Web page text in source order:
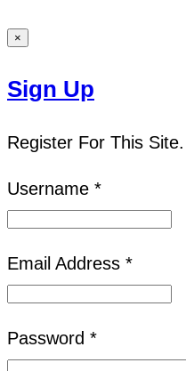
×
Sign Up
Register For This Site.
Username *
Email Address *
Password *